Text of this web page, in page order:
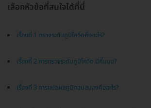
เลือกหัวข้อที่สนใจได้ที่นี่
เรื่องที่ 1 ตรวจระดับภูมิโควิดคืออะไร?
เรื่องที่ 2 การตรวจระดับภูมิโควิด มีกี่แบบ?
เรื่องที่ 3 การแปลผลภูมิตอบสนองคืออะไร?